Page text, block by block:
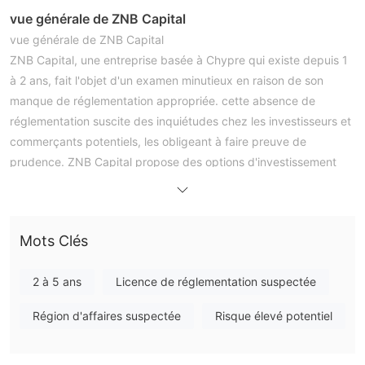
vue générale de ZNB Capital
vue générale de ZNB Capital
ZNB Capital, une entreprise basée à Chypre qui existe depuis 1
à 2 ans, fait l'objet d'un examen minutieux en raison de son
manque de réglementation appropriée. cette absence de
réglementation suscite des inquiétudes chez les investisseurs et
commerçants potentiels, les obligeant à faire preuve de
prudence. ZNB Capital propose des options d'investissement
la société propose différents types de comptes, tels que des
conjoints, chacun répondant aux besoins spécifiques des
permettant aux clients de négocier des titres dépassant les
Mots Clés
2 à 5 ans Licence de réglementation suspectée
Région d'affaires suspectée Risque élevé potentiel